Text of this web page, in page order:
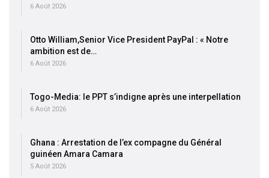
6 Août 2026
Otto William,Senior Vice President PayPal : « Notre
ambition est de…
6 Août 2026
Togo-Media: le PPT s’indigne après une interpellation
6 Août 2026
Ghana : Arrestation de l’ex compagne du Général
guinéen Amara Camara
5 Août 2026